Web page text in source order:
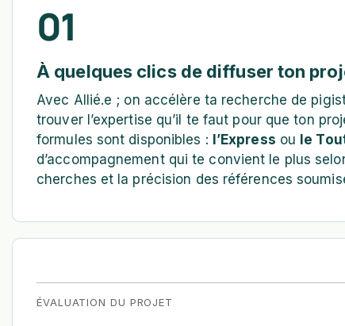
01
À quelques clics de diffuser ton
Avec Allié.e ; on accélère ta recherche de
trouver l’expertise qu’il te faut pour que ton
formules sont disponibles : l’Express ou le
d’accompagnement qui te convient le plus
cherches et la précision des références
ÉVALUATION DU PROJET